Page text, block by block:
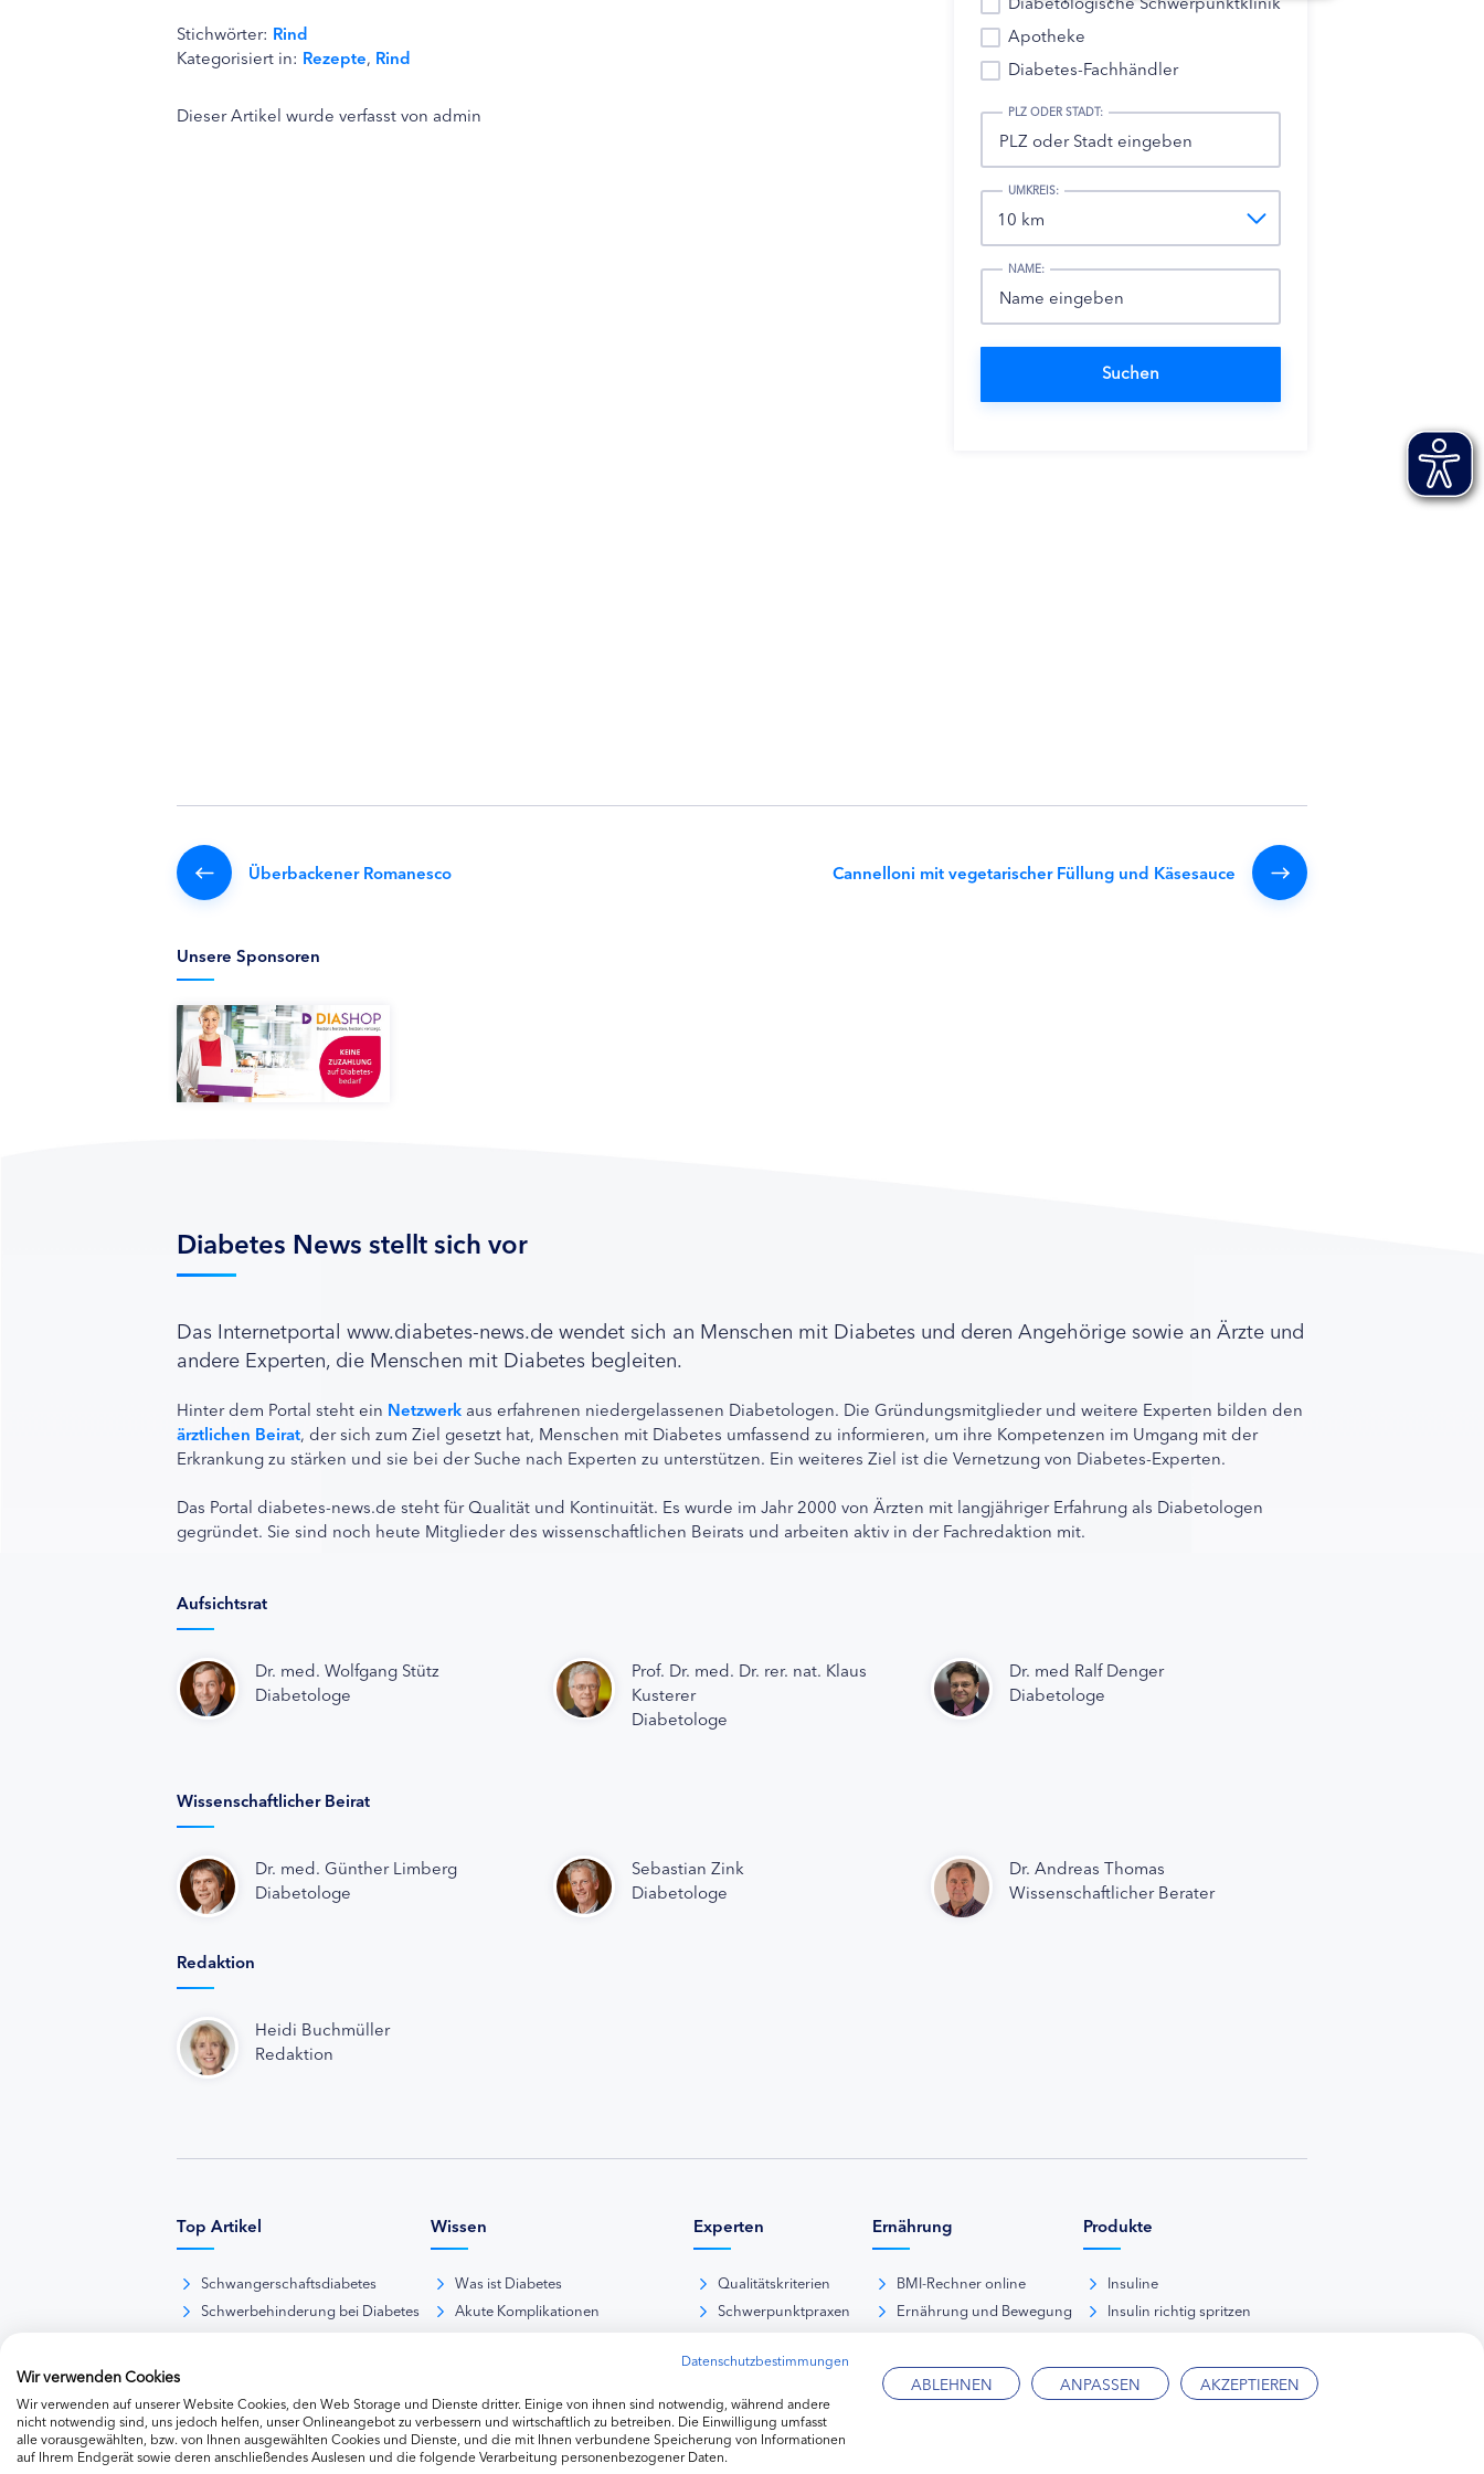
Stichwörter: Rind
Kategorisiert in: Rezepte, Rind
Dieser Artikel wurde verfasst von admin
Überbackener Romanesco Cannelloni mit vegetarischer Füllung und Käsesauce
Apotheke
Diabetes-Fachhändler
PLZ ODER STADT:
UMKREIS:
NAME:
Unsere Sponsoren
Diabetes News stellt sich vor
Das Internetportal www.diabetes-news.de wendet sich an Menschen mit Diabetes und deren Angehörige sowie an Ärzte und
andere Experten, die Menschen mit Diabetes begleiten.
Hinter dem Portal steht ein Netzwerk aus erfahrenen niedergelassenen Diabetologen. Die Gründungsmitglieder und weitere Experten bilden den
ärztlichen Beirat, der sich zum Ziel gesetzt hat, Menschen mit Diabetes umfassend zu informieren, um ihre Kompetenzen im Umgang mit der
Erkrankung zu stärken und sie bei der Suche nach Experten zu unterstützen. Ein weiteres Ziel ist die Vernetzung von Diabetes-Experten.
Das Portal diabetes-news.de steht für Qualität und Kontinuität. Es wurde im Jahr 2000 von Ärzten mit langjähriger Erfahrung als Diabetologen
gegründet. Sie sind noch heute Mitglieder des wissenschaftlichen Beirats und arbeiten aktiv in der Fachredaktion mit.
Aufsichtsrat
Dr. med. Wolfgang Stütz
Diabetologe
Prof. Dr. med. Dr. rer. nat. Klaus
Kusterer
Diabetologe
Dr. med Ralf Denger
Diabetologe
Wissenschaftlicher Beirat
Dr. med. Günther Limberg
Diabetologe
Sebastian Zink
Diabetologe
Dr. Andreas Thomas
Wissenschaftlicher Berater
Redaktion
Heidi Buchmüller
Redaktion
Top Artikel
Schwangerschaftsdiabetes
Schwerbehinderung bei Diabetes
Wissen
Was ist Diabetes
Akute Komplikationen
Therapie Typ-2-Diabetes
Weitere hormonelle Erkrankungen
Experten
Qualitätskriterien
Schwerpunktpraxen
Kliniken
Diabetes-Fachhändler
Ernährung
BMI-Rechner online
Ernährung und Bewegung
Lebensmittelkunde
Produkte
Insuline
Insulin richtig spritzen
Datenschutzbestimmungen
Wir verwenden Cookies
Wir verwenden auf unserer Website Cookies, den Web Storage und Dienste dritter. Einige von ihnen sind notwendig, während andere
nicht notwendig sind, uns jedoch helfen, unser Onlineangebot zu verbessern und wirtschaftlich zu betreiben. Die Einwilligung umfasst
alle vorausgewählten, bzw. von Ihnen ausgewählten Cookies und Dienste, und die mit Ihnen verbundene Speicherung von Informationen
auf Ihrem Endgerät sowie deren anschließendes Auslesen und die folgende Verarbeitung personenbezogener Daten.
ABLEHNEN ANPASSEN AKZEPTIEREN